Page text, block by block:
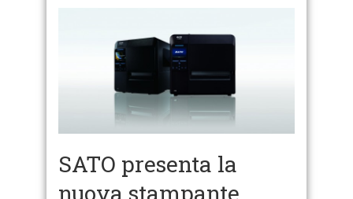
SATO presenta la
nuova stampante